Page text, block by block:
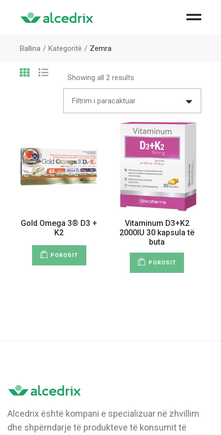
Ballina Kategoritë Zemra
Showing all 2 results
Filtrim i paracaktuar
Gold Omega 3® D3 +
K2
POROSIT
Vitaminum D3+K2
2000IU 30 kapsula të
buta
POROSIT
Alcedrix është kompani e specializuar në zhvillim
dhe shpërndarje të produkteve të konsumit të